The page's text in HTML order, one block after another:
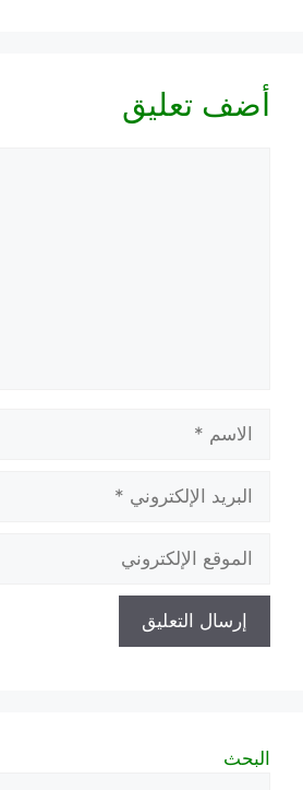
أضف تعليق
الاسم
البريد
الإلكتروني
الموقع
الإلكتروني
البحث